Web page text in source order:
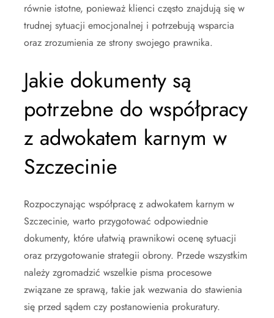
równie istotne, ponieważ klienci często znajdują się w
trudnej sytuacji emocjonalnej i potrzebują wsparcia
oraz zrozumienia ze strony swojego prawnika.
Jakie dokumenty są
potrzebne do współpracy
z adwokatem karnym w
Szczecinie
Rozpoczynając współpracę z adwokatem karnym w
Szczecinie, warto przygotować odpowiednie
dokumenty, które ułatwią prawnikowi ocenę sytuacji
oraz przygotowanie strategii obrony. Przede wszystkim
należy zgromadzić wszelkie pisma procesowe
związane ze sprawą, takie jak wezwania do stawienia
się przed sądem czy postanowienia prokuratury.